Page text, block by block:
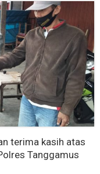
terima kasih atas
Tanggamus